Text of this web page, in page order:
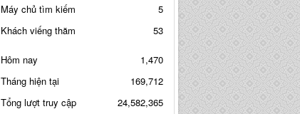
Máy chủ tìm kiếm
5
Khách viếng thăm
53
Hôm nay
1,470
Tháng hiện tại
169,712
Tổng lượt truy cập
24,582,365